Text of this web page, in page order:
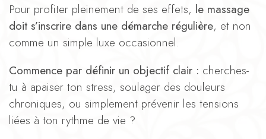
Pour profiter pleinement de ses effets, le massage
doit s’inscrire dans une démarche régulière, et non
comme un simple luxe occasionnel.
Commence par définir un objectif clair : cherches-
tu à apaiser ton stress, soulager des douleurs
chroniques, ou simplement prévenir les tensions
liées à ton rythme de vie ?